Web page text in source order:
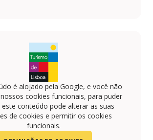
é alojado pela Google, e você não
cookies funcionais, para puder
este conteúdo pode alterar as suas
de cookies e permitir os cookies
funcionais.